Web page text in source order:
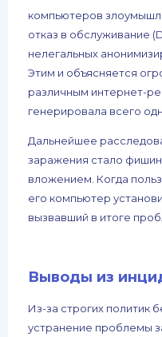
компьютеров
отказ в обслуживание
нелегальных
Этим и объясняется
различным интернет-
генерировала всего
Дальнейшее
заражения стало
вложением. Когда
его компьютер
вызвавший в итоге
Выводы из
Из-за строгих политик
устранение проблемы